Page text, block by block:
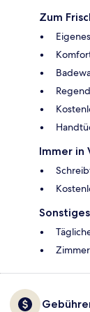
Zum
Immer in
Sonstiges